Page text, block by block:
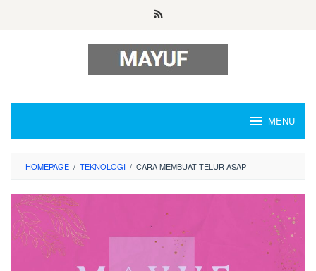
MENU
HOMEPAGE / TEKNOLOGI / CARA MEMBUAT TELUR ASAP